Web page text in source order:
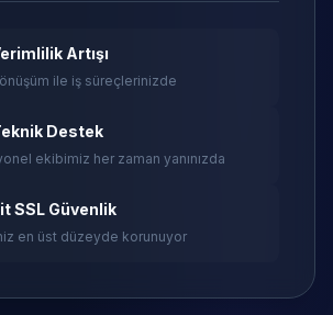
Artışı
ile iş süreçlerinizde
Destek
ekibimiz her zaman yanınızda
SSL Güvenlik
en üst düzeyde korunuyor